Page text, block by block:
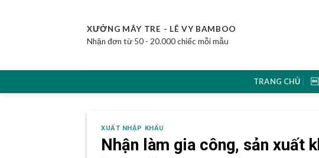
XƯỞNG MÂY TRE - LÊ VY BAMBOO
Nhận đơn từ 50 - 20.000 chiếc mỗi mẫu
TRANG CHỦ
XUẤT NHẬP KHẨU
Nhận làm gia công, sản xuất